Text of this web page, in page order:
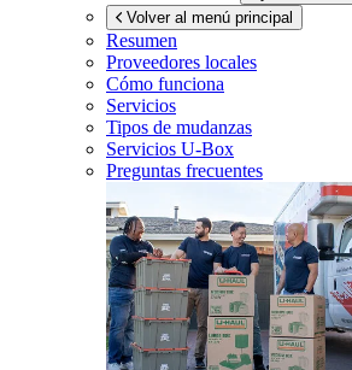
Volver al menú principal
Resumen
Proveedores locales
Cómo funciona
Servicios
Tipos de mudanzas
Servicios U-Box
Preguntas frecuentes